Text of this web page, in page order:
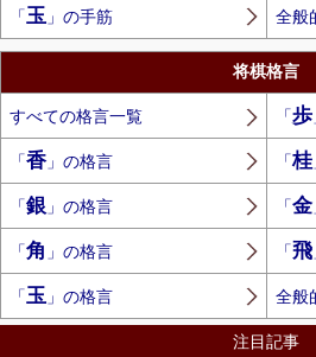
「玉 」の手筋 全般
将棋格言
すべての格言一覧 「歩
「香」の格言 「桂
「銀 」の格言 「金
「角 」の格言 「飛
「玉 」の格言 全般
注目記事